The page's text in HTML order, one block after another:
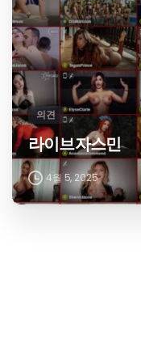
의견
라이브자스민
4월 5, 2025